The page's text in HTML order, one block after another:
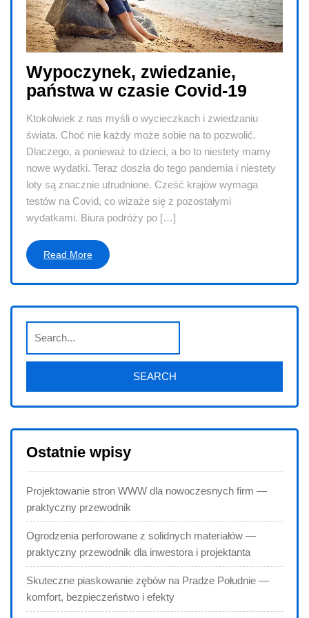
Wypoczynek, zwiedzanie,
państwa w czasie Covid-19
Ktokolwiek z nas myśli o wycieczkach i zwiedzaniu
świata. Choć nie każdy może sobie na to pozwolić.
Dlaczego, a ponieważ to dzieci, a bo to niestety mamy
nowe wydatki. Teraz doszła do tego pandemia i niestety
loty są znacznie utrudnione. Cześć krajów wymaga
testów na Covid, co wizaże się z pozostałymi
wydatkami. Biura podróży po […]
Read More
Ostatnie wpisy
Projektowanie stron WWW dla nowoczesnych firm —
praktyczny przewodnik
Ogrodzenia perforowane z solidnych materiałów —
praktyczny przewodnik dla inwestora i projektanta
Skuteczne piaskowanie zębów na Pradze Południe —
komfort, bezpieczeństwo i efekty